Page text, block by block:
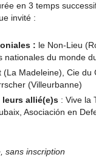
en 3 temps
invité :
: le Non-Lieu
nationales du monde
(La Madeleine), Cie
(Villeurbanne)
allié(e)s : Vive la
Asociación en
sans inscription